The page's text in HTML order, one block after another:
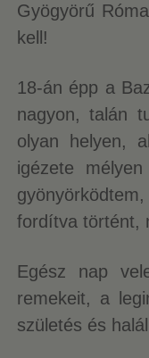
Gyögyörű
kell!
18-án épp a
nagyon, talán
olyan helyen,
igézete
fordítva történt,
Egész nap
remekeit, a
születés és